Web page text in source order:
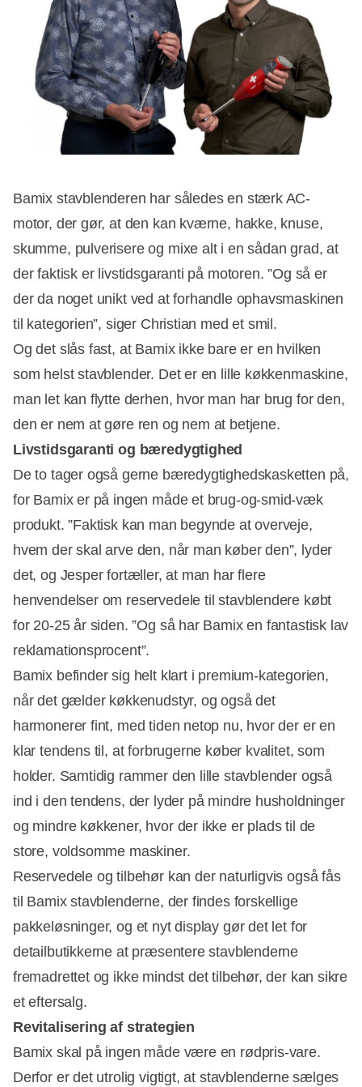
Bamix stavblenderen har således en stærk AC-
motor, der gør, at den kan kværne, hakke, knuse,
skumme, pulverisere og mixe alt i en sådan grad, at
der faktisk er livstidsgaranti på motoren. ”Og så er
der da noget unikt ved at forhandle ophavsmaskinen
til kategorien”, siger Christian med et smil.
Og det slås fast, at Bamix ikke bare er en hvilken
som helst stavblender. Det er en lille køkkenmaskine,
man let kan flytte derhen, hvor man har brug for den,
den er nem at gøre ren og nem at betjene.
Annonce
Livstidsgaranti og bæredygtighed
De to tager også gerne bæredygtighedskasketten på,
for Bamix er på ingen måde et brug-og-smid-væk
produkt. ”Faktisk kan man begynde at overveje,
hvem der skal arve den, når man køber den”, lyder
det, og Jesper fortæller, at man har flere
henvendelser om reservedele til stavblendere købt
for 20-25 år siden. ”Og så har Bamix en fantastisk lav
reklamationsprocent”.
Bamix befinder sig helt klart i premium-kategorien,
når det gælder køkkenudstyr, og også det
harmonerer fint, med tiden netop nu, hvor der er en
klar tendens til, at forbrugerne køber kvalitet, som
holder. Samtidig rammer den lille stavblender også
ind i den tendens, der lyder på mindre husholdninger
og mindre køkkener, hvor der ikke er plads til de
store, voldsomme maskiner.
Reservedele og tilbehør kan der naturligvis også fås
til Bamix stavblenderne, der findes forskellige
pakkeløsninger, og et nyt display gør det let for
detailbutikkerne at præsentere stavblenderne
fremadrettet og ikke mindst det tilbehør, der kan sikre
et eftersalg.
Revitalisering af strategien
Bamix skal på ingen måde være en rødpris-vare.
Derfor er det utrolig vigtigt, at stavblenderne sælges